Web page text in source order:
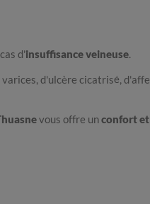
d'insuffisance veineuse.
d'ulcère cicatrisé,
vous offre unconfort